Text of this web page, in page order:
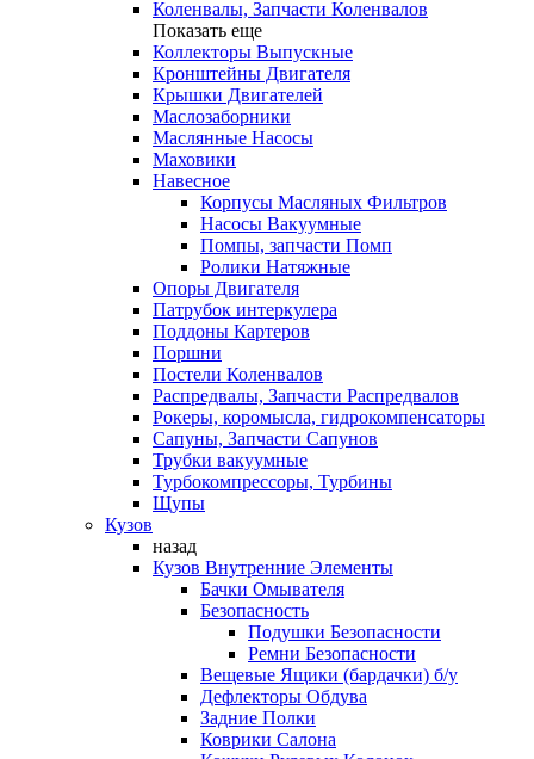
Коленвалы, Запчасти Коленвалов
Показать еще
Коллекторы Выпускные
Кронштейны Двигателя
Крышки Двигателей
Маслозаборники
Маслянные Насосы
Маховики
Навесное
Корпусы Масляных Фильтров
Насосы Вакуумные
Помпы, запчасти Помп
Ролики Натяжные
Опоры Двигателя
Патрубок интеркулера
Поддоны Картеров
Поршни
Постели Коленвалов
Распредвалы, Запчасти Распредвалов
Рокеры, коромысла, гидрокомпенсаторы
Сапуны, Запчасти Сапунов
Трубки вакуумные
Турбокомпрессоры, Турбины
Щупы
Кузов
назад
Кузов Внутренние Элементы
Бачки Омывателя
Безопасность
Подушки Безопасности
Ремни Безопасности
Вещевые Ящики (бардачки) б/у
Дефлекторы Обдува
Задние Полки
Коврики Салона